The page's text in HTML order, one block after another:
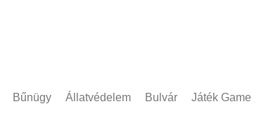
Bűnügy Állatvédelem Bulvár Játék Game